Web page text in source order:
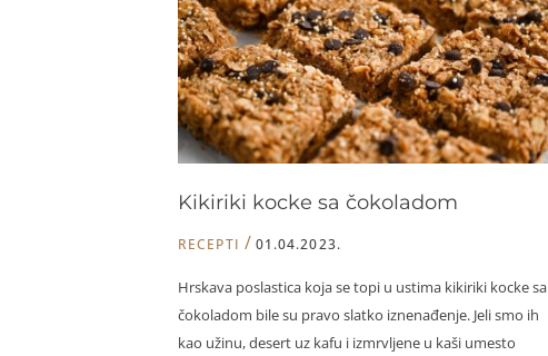
pestom
od
sremuša
Kikiriki kocke sa čokoladom
RECEPTI / 01.04.2023.
Hrskava poslastica koja se topi u ustima kikiriki kocke sa
čokoladom bile su pravo slatko iznenađenje. Jeli smo ih
kao užinu, desert uz kafu i izmrvljene u kaši umesto